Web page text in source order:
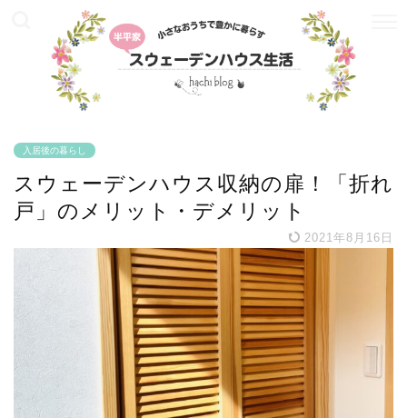
入居後の暮らし
スウェーデンハウス収納の扉！「折れ
戸」のメリット・デメリット
2021年8月16日